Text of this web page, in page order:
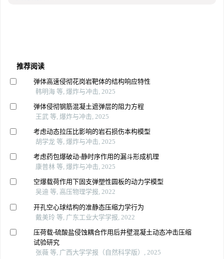
推荐阅读
弹体高速侵彻花岗岩靶体的结构响应特性
韩明海 等, 爆炸与冲击, 2025
弹体侵彻钢筋混凝土遮弹层的阻力方程
王武 等, 爆炸与冲击, 2025
考虑动态拉压比影响的岩石损伤本构模型
胡学龙 等, 爆炸与冲击, 2025
考虑药包爆破动-静时序作用的漏斗形成机理
康普林 等, 爆炸与冲击, 2025
空爆载荷作用下固支弹塑性圆板的动力学模型
吴迪 等, 高压物理学报, 2022
开孔空心球结构的准静态压缩力学行为
戴美玲 等, 广东工业大学学报, 2022
压荷载-硫酸盐侵蚀耦合作用后井壁混凝土动态冲击压缩
试验研究
张薇 等, 广西大学学报（自然科学版）, 2025